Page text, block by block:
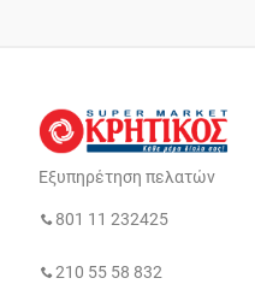
Εξυπηρέτηση πελατών
801 11 232425
210 55 58 832